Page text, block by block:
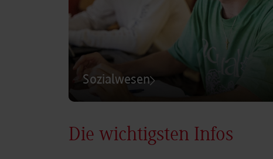
Sozialwesen
Die wichtigsten Infos